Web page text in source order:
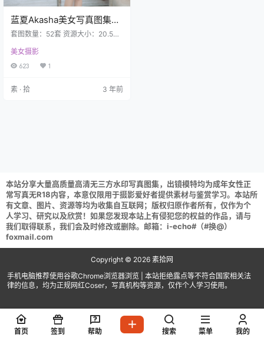
蓝夏Akasha美女写真图集合
集下载52套2878P 20.5GB
套图数量：52套 资源大小：20.5GB
享，包括不限制于保存到自己网盘
也禁止在线解压。 HuaYang花漾 20
06.07 VOL.411 蓝夏Akasha(50+1
美女摄影
623 1
素 · 拾 3 年前
本站分享大量高质量高清无三方水印写真图集，出镜模特均为成年女性正
常写真无R18内容，本意仅限用于摄影爱好者提供素材与鉴赏学习。本站所
有文章、图片、资源等均为收集自互联网；版权归原作者所有，仅作为个
人学习、研究以及欣赏！如果您发现本站上有侵犯您的权益的作品，请与
我们取得联系，我们会及时修改或删除。邮箱：i-echo#（#换@）
foxmail.com
Copyright © 2026 素拾网
手机电脑推荐使用谷歌Chrome浏览器浏览 | 本站拒绝露点等不符合国家相关法
律的信息，均为正规网红Coser，写真机构等资源，仅作个人学习使用。
首页 签到 帮助 搜索 菜单 我的